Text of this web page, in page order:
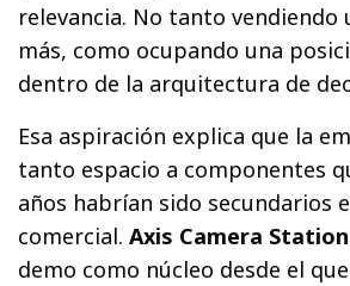
relevancia. No tanto vendiendo
más, como ocupando una
dentro de la arquitectura de
Esa aspiración explica que la
tanto espacio a componentes
años habrían sido secundarios
comercial.Axis Camera Station
demo como núcleo desde el